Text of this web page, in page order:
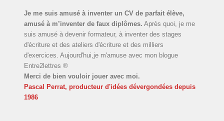
Je me suis amusé à inventer un CV de parfait élève,
amusé à m’inventer de faux diplômes. Après quoi, je me
suis amusé à devenir formateur, à inventer des stages
d'écriture et des ateliers d'écriture et des milliers
d'exercices. Aujourd'hui,je m'amuse avec mon blogue
Entre2lettres ®
Merci de bien vouloir jouer avec moi.
Pascal Perrat, producteur d'idées dévergondées depuis
1986